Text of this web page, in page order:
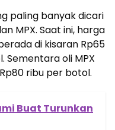
paling banyak dicari
MPX. Saat ini, harga
di kisaran Rp65
Sementara oli MPX
ribu per botol.
Buat Turunkan